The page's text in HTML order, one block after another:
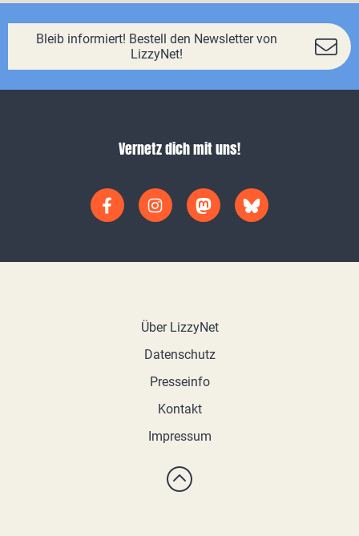
Bleib informiert! Bestell den Newsletter von
LizzyNet!
Vernetz dich mit uns!
Über LizzyNet
Datenschutz
Presseinfo
Kontakt
Impressum